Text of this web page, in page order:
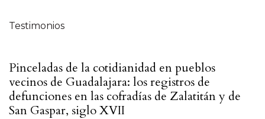
Testimonios
Pinceladas de la cotidianidad en pueblos
vecinos de Guadalajara: los registros de
defunciones en las cofradías de Zalatitán y de
San Gaspar, siglo XVII